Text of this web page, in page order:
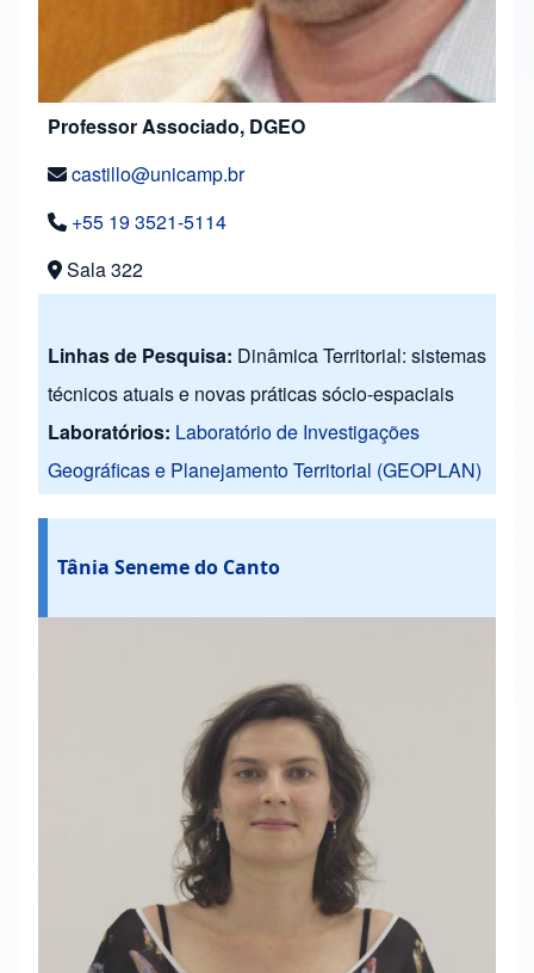
Professor Associado, DGEO
castillo@unicamp.br
+55 19 3521-5114
Sala 322
Linhas de Pesquisa: Dinâmica Territorial: sistemas
técnicos atuais e novas práticas sócio-espaciais
Laboratórios: Laboratório de Investigações
Geográficas e Planejamento Territorial (GEOPLAN)
Tânia Seneme do Canto